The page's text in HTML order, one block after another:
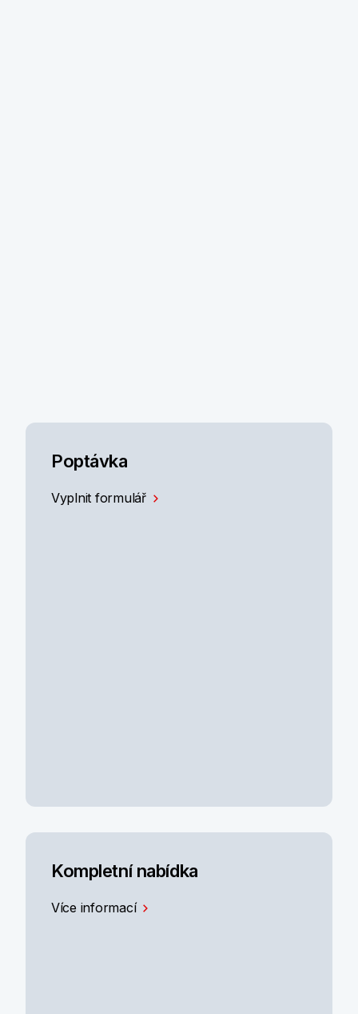
Poptávka
Vyplnit formulář
Kompletní nabídka
Více informací